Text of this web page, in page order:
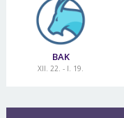
BAK
XII. 22. - I. 19.